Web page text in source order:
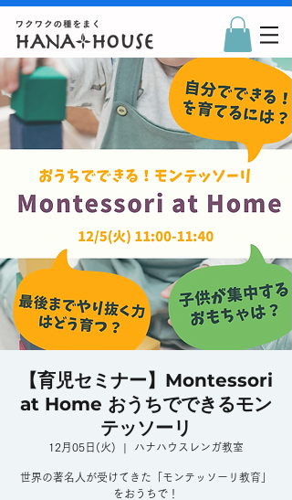
【育児セミナー】Montessori
at Home おうちでできるモン
テッソーリ
12月05日(火)
  |
ハナハウスレンガ教室
世界の著名人が受けてきた「モンテッソーリ教育」
をおうちで！